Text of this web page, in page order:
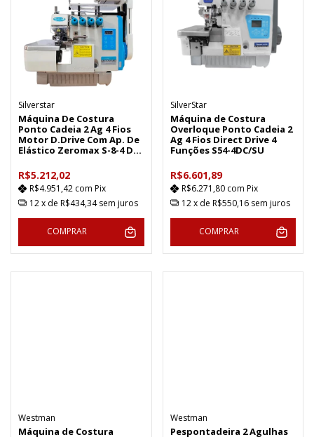
Silverstar
Máquina De Costura
Ponto Cadeia 2 Ag 4 Fios
Motor D.Drive Com Ap. De
Elástico Zeromax S-8-4 DC-
R$5.212,02
R$4.951,42 com Pix
12x de R$434,34 sem juros
COMPRAR
SilverStar
Máquina de Costura
Overloque Ponto Cadeia 2
Ag 4 Fios Direct Drive 4
Funções S54-4DC/SU
R$6.601,89
R$6.271,80 com Pix
12 x de R$550,16 sem juros
COMPRAR
Westman
Máquina de Costura
Westman
Pespontadeira 2 Agulhas